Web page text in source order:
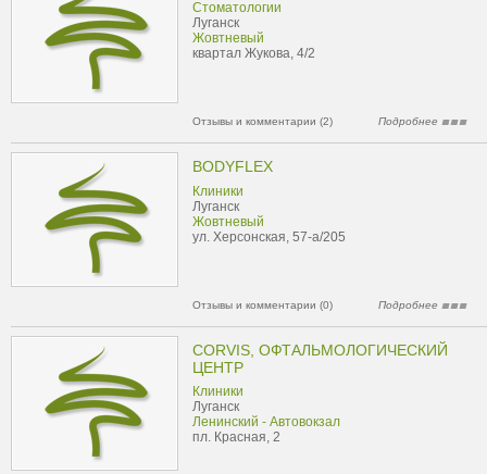
Стоматологии
Луганск
Жовтневый
квартал Жукова, 4/2
Отзывы и комментарии (2) Подробнее
BODYFLEX
Клиники
Луганск
Жовтневый
ул. Херсонская, 57-а/205
Отзывы и комментарии (0) Подробнее
CORVIS, ОФТАЛЬМОЛОГИЧЕСКИЙ
ЦЕНТР
Клиники
Луганск
Ленинский - Автовокзал
пл. Красная, 2